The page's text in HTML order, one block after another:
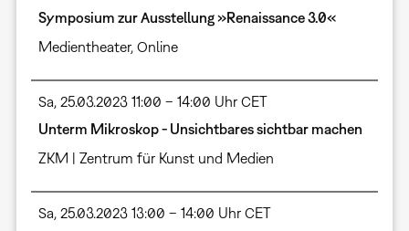
Symposium zur Ausstellung »Renaissance 3.0«
Medientheater, Online
Sa, 25.03.2023 11:00 – 14:00 Uhr CET
Unterm Mikroskop - Unsichtbares sichtbar machen
ZKM | Zentrum für Kunst und Medien
Sa, 25.03.2023 13:00 – 14:00 Uhr CET